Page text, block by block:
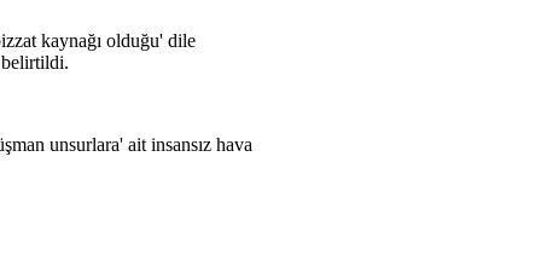
kaynağı olduğu' dile
belirtildi.
unsurlara' ait insansız hava